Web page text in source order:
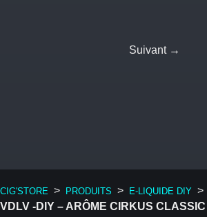
Suivant →
CIG'STORE > PRODUITS > E-LIQUIDE DIY >
VDLV -DIY – ARÔME CIRKUS CLASSIC